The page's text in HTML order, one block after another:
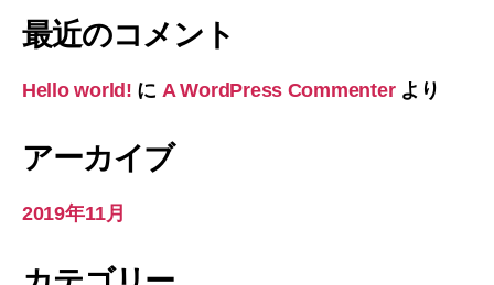
最近のコメント
Hello world! に A WordPress Commenterより
アーカイブ
2019年11月